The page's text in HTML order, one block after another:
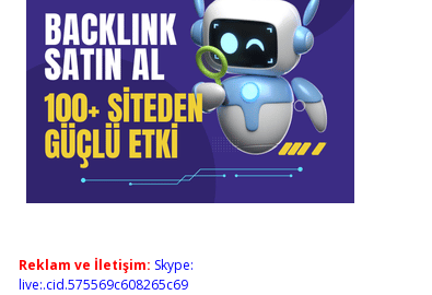
Reklam ve İletişim: Skype:
live:.cid.575569c608265c69